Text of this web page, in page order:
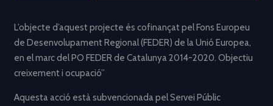
L’objecte d’aquest projecte és cofinançat pel Fons Europeu
de Desenvolupament Regional (FEDER) de la Unió Europea,
en el marc del PO FEDER de Catalunya 2014-2020. Objectiu
creixement i ocupació”
Aquesta acció està subvencionada pel Servei Públic